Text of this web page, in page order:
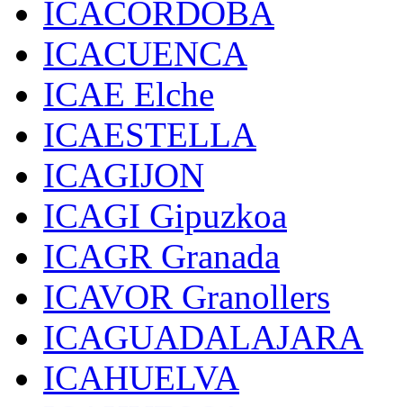
ICACORDOBA
ICACUENCA
ICAE Elche
ICAESTELLA
ICAGIJON
ICAGI Gipuzkoa
ICAGR Granada
ICAVOR Granollers
ICAGUADALAJARA
ICAHUELVA